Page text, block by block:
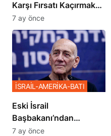
Karşı Fırsatı Kaçırmak
İstemiyor”
7 ay önce
Eski İsrail
Başbakanı’ndan
Netanyahu’ya Ağır
İSRAİL-AMERİKA-BATI
7 ay önce